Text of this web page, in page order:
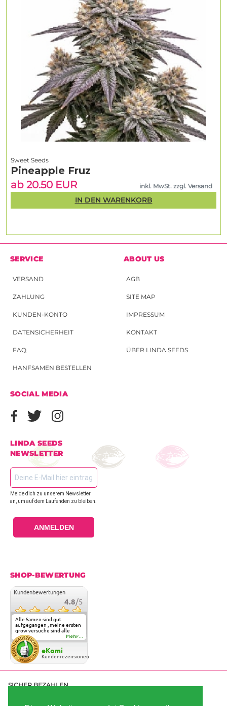
Sweet Seeds
Pineapple Fruz
ab 20.50 EUR
inkl. MwSt. zzgl. Versand
IN DEN WARENKORB
SERVICE
VERSAND
ZAHLUNG
KUNDEN-KONTO
DATENSICHERHEIT
FAQ
HANFSAMEN BESTELLEN
ABOUT US
AGB
SITE MAP
IMPRESSUM
KONTAKT
ÜBER LINDA SEEDS
SOCIAL MEDIA
LINDA SEEDS
NEWSLETTER
Melde dich zu unserem Newsletter
an, um auf dem Laufenden zu bleiben.
ANMELDEN
SHOP-BEWERTUNG
Kundenbewertungen
4.8/5
Alle Samen sind gut
aufgegangen , meine ersten
grow versuche sind alle
geglückt. Die Sorten und
Anbieter Vielfalt
überzeugen sehr . Werde
wohl immer hier bestellen !
Mehr...
eKomi
Kundenrezensionen
SICHER BEZAHLEN